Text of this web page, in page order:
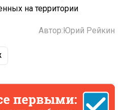
на территории
Автор: Юрий Рейкин